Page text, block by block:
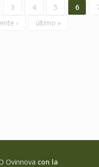
3
4 5 6
› último »
Ovinnova con la